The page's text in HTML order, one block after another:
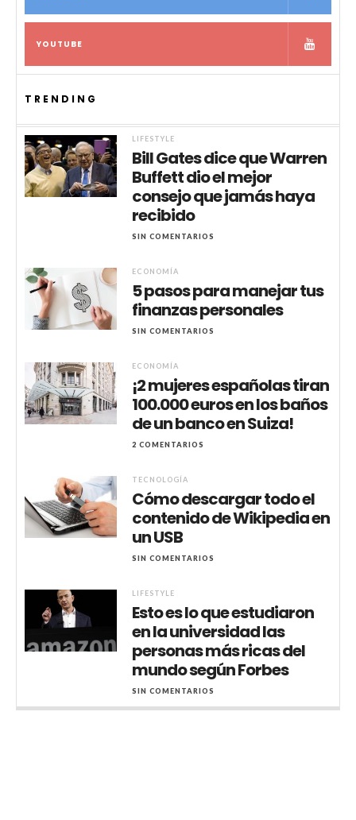
YOUTUBE
TRENDING
LIFESTYLE
Bill Gates dice que Warren
Buffett dio el mejor
consejo que jamás haya
recibido
SIN COMENTARIOS
ECONOMÍA
5 pasos para manejar tus
finanzas personales
SIN COMENTARIOS
ECONOMÍA
¡2 mujeres españolas tiran
100.000 euros en los baños
de un banco en Suiza!
2 COMENTARIOS
TECNOLOGÍA
Cómo descargar todo el
contenido de Wikipedia en
un USB
SIN COMENTARIOS
LIFESTYLE
Esto es lo que estudiaron
en la universidad las
personas más ricas del
mundo según Forbes
SIN COMENTARIOS